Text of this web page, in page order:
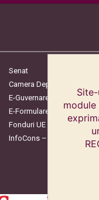
Senat
Camera Deputaților
E-Guvernare
E-Formulare
Fonduri UE
InfoCons – Protecția
module